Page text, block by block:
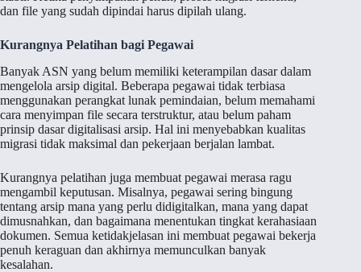
dan file yang sudah dipindai harus dipilah ulang.
Kurangnya Pelatihan bagi Pegawai
Banyak ASN yang belum memiliki keterampilan dasar dalam
mengelola arsip digital. Beberapa pegawai tidak terbiasa
menggunakan perangkat lunak pemindaian, belum memahami
cara menyimpan file secara terstruktur, atau belum paham
prinsip dasar digitalisasi arsip. Hal ini menyebabkan kualitas
migrasi tidak maksimal dan pekerjaan berjalan lambat.
Kurangnya pelatihan juga membuat pegawai merasa ragu
mengambil keputusan. Misalnya, pegawai sering bingung
tentang arsip mana yang perlu didigitalkan, mana yang dapat
dimusnahkan, dan bagaimana menentukan tingkat kerahasiaan
dokumen. Semua ketidakjelasan ini membuat pegawai bekerja
penuh keraguan dan akhirnya memunculkan banyak
kesalahan.